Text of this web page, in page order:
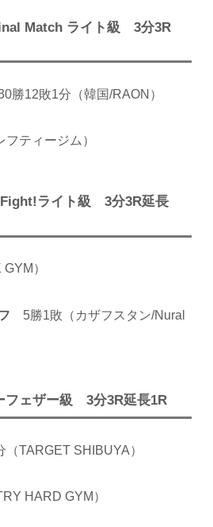
Match ライト級 3分3R
勝12敗1分（韓国/RAON）
ティージム）
ライト級 3分3R延長
）
5勝1敗（カザフスタン/Nural
ェザー級 3分3R延長1R
TARGET SHIBUYA）
HARD GYM）